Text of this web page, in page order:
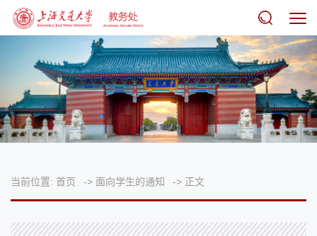
当前位置: 首页 -> 面向学生的通知 -> 正文